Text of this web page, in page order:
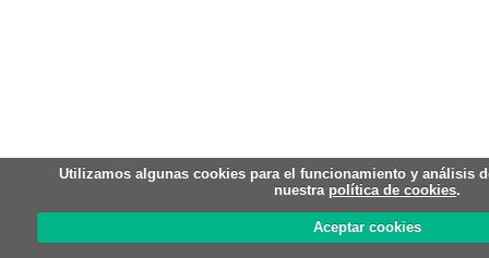
Utilizamos algunas cookies para el funcionamiento y análisis
nuestra política de cookies.
Aceptar cookies